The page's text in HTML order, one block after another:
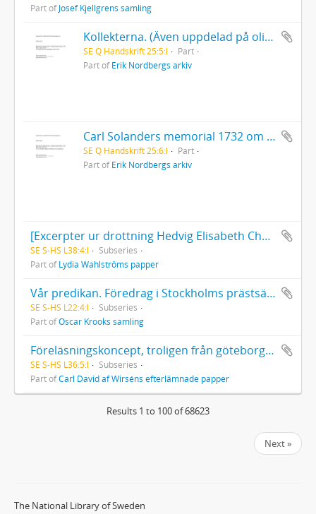
Part ofJosef Kjellgrens samling
Kollekterna. (Även uppdelad på olika orter.)
SE Q Handskrift 25:5:l
Part
Part ofErik Nordbergs arkiv
Carl Solanders memorial 1732 om brännvinsförbud
SE Q Handskrift 25:6:l
Part
Part ofErik Nordbergs arkiv
[Excerpter ur drottning Hedvig Elisabeth Charlottas brev m.m.]
SE S-HS L38:4:l
Subseries
Part ofLydia Wahlströms papper
Vår predikan. Föredrag i Stockholms prästsällskap 15 jan. 1923. Utkast, 6 blad
SE S-HS L22:4:l
Subseries
Part ofOscar Krooks samling
Föreläsningskoncept, troligen från göteborgstiden (1876-1880)
SE S-HS L36:5:l
Subseries
Part ofCarl David af Wirséns efterlämnade papper
Results 1 to 100 of 68623
Next »
The National Library of Sweden